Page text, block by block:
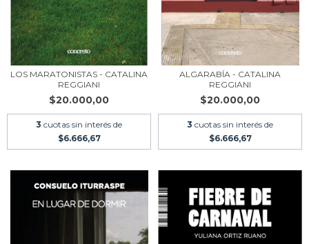
LOS MARATONISTAS - CATALINA
REGGIANI
$20.000,00
3 cuotas sin interés de
$6.666,67
ALGARABÍA - CATALINA
REGGIANI
$20.000,00
3 cuotas sin interés de
$6.666,67